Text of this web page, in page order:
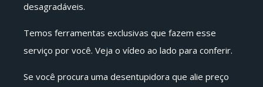
desagradáveis.
Temos ferramentas exclusivas que fazem esse
serviço por você. Veja o vídeo ao lado para conferir.
Se você procura uma desentupidora que alie preço